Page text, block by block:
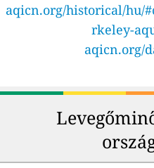
aqicn.org/historical/hu/
rkeley-
aqicn.org/